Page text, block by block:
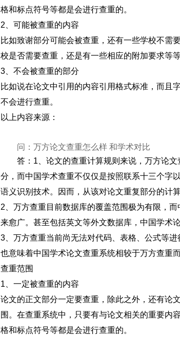
格和标点符号等都是会进行查重的。
2、可能被查重的内容
比如致谢部分可能会被查重，还有一些学校不需
校是否需要查重，还是有一些相应的附加要求等等
3、不会被查重的部分
比如说在论文中引用的内容引用格式标准，而且
不会进行查重。
以上内容来源：
问：万方论文查重怎么样 和学术对比
答：1、论文的查重计算规则来说，万方论
分，而中国学术查重不仅仅是按照联系十三个字
语义识别技术。因而，从该对论文重复部分的计
2、万方查重目前数据库的覆盖范围极为有限，
来愈广。甚至包括英文等外文数据库，中国学术
3、万方查重当前尚无法对代码、表格、公式等
也意味着中国学术论文查重系统相较于万方查重
查重范围
1、一定被查重的内容
论文的正文部分一定要查重，除此之外，还有论
围。在查重系统中，只要有与论文相关的重要内
格和标点符号等都是会进行查重的。